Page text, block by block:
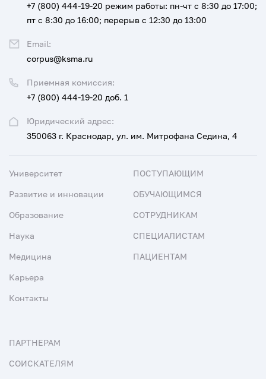
Юридический адрес:
350063 г. Краснодар, ул. им. Митрофана Седина, 4
Приемная комиссия:
+7 (800) 444-19-20 доб. 1
+7 (800) 444-19-20 режим работы: пн-чт с 8:30 до 17:00;
пт с 8:30 до 16:00; перерыв с 12:30 до 13:00
Email:
corpus@ksma.ru
Университет
Развитие и инновации
Образование
Наука
Медицина
Карьера
Контакты
ПОСТУПАЮЩИМ
ОБУЧАЮЩИМСЯ
СОТРУДНИКАМ
СПЕЦИАЛИСТАМ
ПАЦИЕНТАМ
ПАРТНЕРАМ
СОИСКАТЕЛЯМ